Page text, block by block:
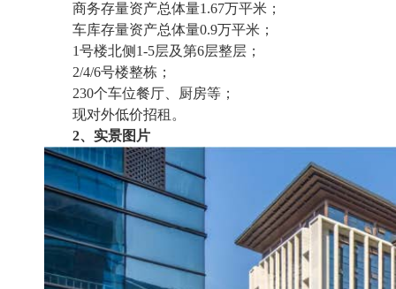
商务存量资产总体量1.67万平米；
车库存量资产总体量0.9万平米；
1号楼北侧1-5层及第6层整层；
2/4/6号楼整栋；
230个车位餐厅、厨房等；
现对外低价招租。
2、实景图片